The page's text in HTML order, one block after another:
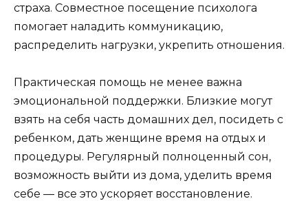
страха. Совместное посещение психолога
помогает наладить коммуникацию,
распределить нагрузки, укрепить отношения.
Практическая помощь не менее важна
эмоциональной поддержки. Близкие могут
взять на себя часть домашних дел, посидеть с
ребенком, дать женщине время на отдых и
процедуры. Регулярный полноценный сон,
возможность выйти из дома, уделить время
себе — все это ускоряет восстановление.